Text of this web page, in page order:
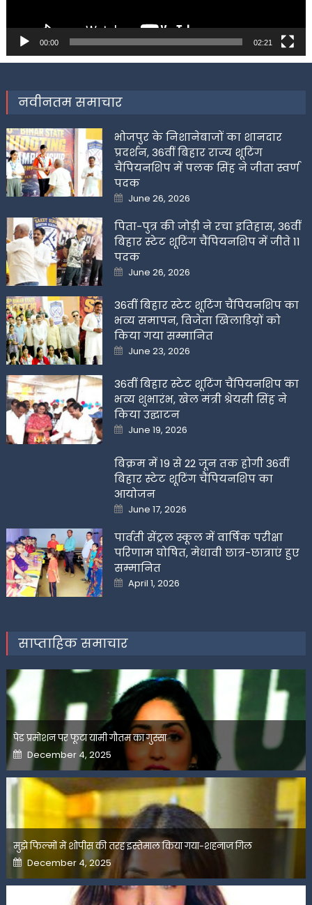
00:00 02:21
नवीनतम समाचार
भोजपुर के निशानेबाजों का शानदार
प्रदर्शन, 36वीं बिहार राज्य शूटिंग
चैंपियनशिप में पलक सिंह ने जीता स्वर्ण
पदक
Posted
on
June 26, 2026
पिता-पुत्र की जोड़ी ने रचा इतिहास, 36वीं
बिहार स्टेट शूटिंग चैंपियनशिप में जीते 11
पदक
Posted
on
June 26, 2026
36वीं बिहार स्टेट शूटिंग चैंपियनशिप का
भव्य समापन, विजेता खिलाडिय़ों को
किया गया सम्मानित
Posted
on
June 23, 2026
36वीं बिहार स्टेट शूटिंग चैंपियनशिप का
भव्य शुभारंभ, खेल मंत्री श्रेयसी सिंह ने
किया उद्घाटन
Posted
on
June 19, 2026
बिक्रम में 19 से 22 जून तक होगी 36वीं
बिहार स्टेट शूटिंग चैंपियनशिप का
आयोजन
Posted
on
June 17, 2026
पार्वती सेंट्रल स्कूल में वार्षिक परीक्षा
परिणाम घोषित, मेधावी छात्र-छात्राएं हुए
सम्मानित
Posted
on
April 1, 2026
साप्ताहिक समाचार
पेड प्रमोशन पर फूटा यामी गौतम का गुस्सा
Posted
on
December 4, 2025
मुझे फिल्मों में शोपीस की तरह इस्तेमाल किया गया-शहनाज गिल
Posted
on
December 4, 2025